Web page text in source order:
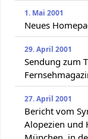
1. Mai 2001
Neues
29. April 2001
Sendung zum
27. April 2001
Bericht vom
Alopezien und